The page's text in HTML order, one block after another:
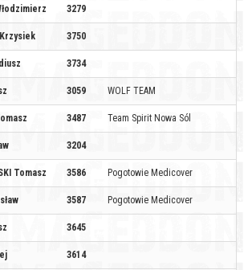
3279
Krzysiek 3750
3734
3059 WOLF TEAM
3487 Team Spirit Nowa Sól
3204
Tomasz 3586 Pogotowie Medicover
3587 Pogotowie Medicover
3645
3614